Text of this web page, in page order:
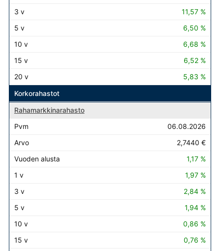
11,57 %
6,50 %
6,68 %
6,52 %
5,83 %
Korkorahastot
Rahamarkkinarahasto
06.08.2026
2,7440 €
1,17 %
1,97 %
2,84 %
1,94 %
0,86 %
0,76 %